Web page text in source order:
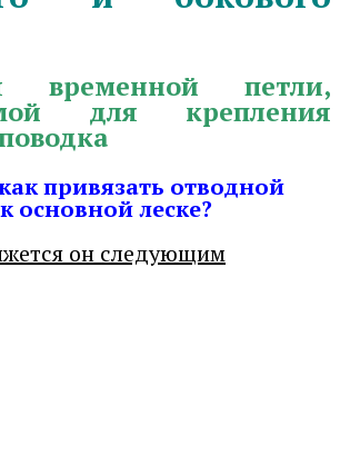
временной петли,
для крепления
привязать отводной
основной леске?
он следующим